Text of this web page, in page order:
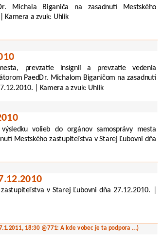
Michala Biganiča na zasadnutí Mestského
Kamera a zvuk: Uhlik
prevzatie insígnií a prevzatie vedenia
PaedDr. Michalom Biganičom na zasadnutí
| Kamera a zvuk: Uhlik
volieb do orgánov samosprávy mesta
Mestského zastupiteľstva v Starej Ľubovni dňa
v Starej Ľubovni dňa 27.12.2010. |
18:30 @771: A kde vobec je ta podpora ...)